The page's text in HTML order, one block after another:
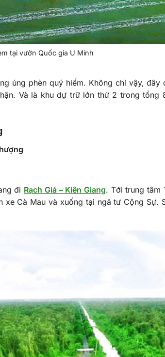
tại vườn Quốc gia U Minh
úng phèn quý hiếm. Không chỉ vậy,
Và là khu dự trữ lớn thứ 2 trong tổng
đi Rạch Giá – Kiên Giang. Tới trung tâm
xe Cà Mau và xuống tại ngã tư Cộng Sự.